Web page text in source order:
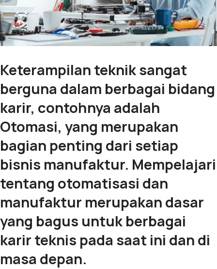
Keterampilan teknik sangat
berguna dalam berbagai bidang
karir, contohnya adalah
Otomasi, yang merupakan
bagian penting dari setiap
bisnis manufaktur. Mempelajari
tentang otomatisasi dan
manufaktur merupakan dasar
yang bagus untuk berbagai
karir teknis pada saat ini dan di
masa depan.